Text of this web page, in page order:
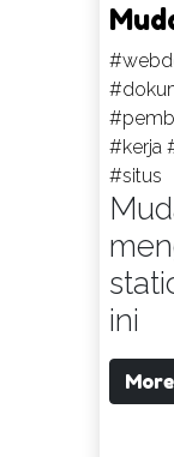
#kerja
#situs
ini